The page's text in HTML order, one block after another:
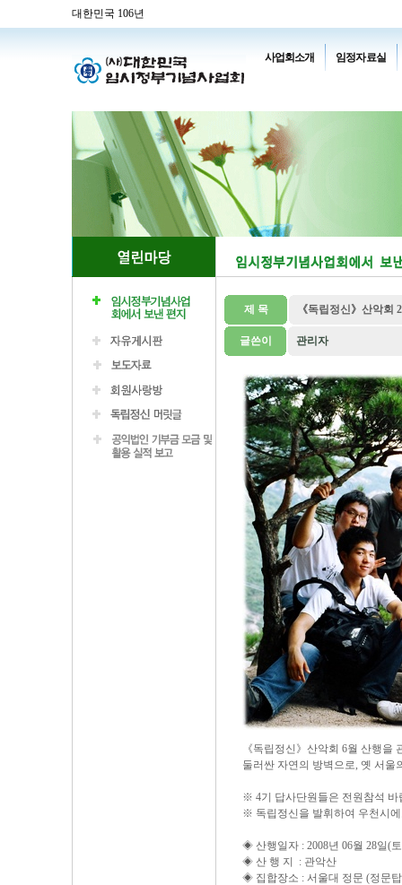
대한민국 106년
사업회소개 임정자료실
제 목 《독립정신》산악회
글쓴이 관리자
《독립정신》산악회 6월 산행
둘러싼 자연의 방벽으로, 옛 서
※ 4기 답사단원들은 전원참석 바
※ 독립정신을 발휘하여 우천시
◈ 산행일자 : 2008년 06월 28일(
◈ 산 행 지 : 관악산
◈ 집합장소 : 서울대 정문 (정문